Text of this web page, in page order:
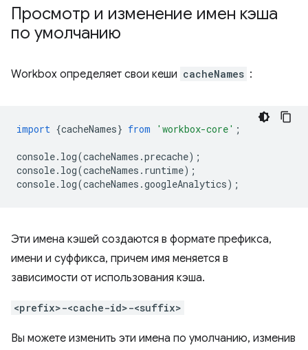
Просмотр и изменение имен кэша
по умолчанию
Workbox определяет свои кеши cacheNames :
import {cacheNames} from 'workbox-core' ;
console. log(cacheNames .precache);
console. log(cacheNames . runtime);
console. log(cacheNames .googleAnalytics);
Эти имена кэшей создаются в формате префикса,
имени и суффикса, причем имя меняется в
зависимости от использования кэша.
<prefix>-<cache-id>-<suffix>
Вы можете изменить эти имена по умолчанию, изменив